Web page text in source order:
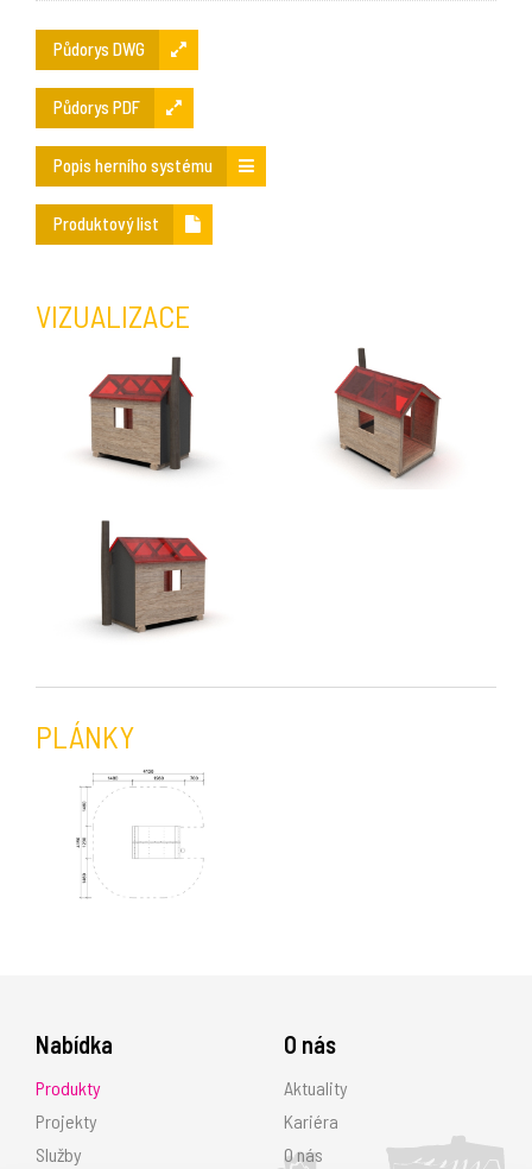
Půdorys DWG
Půdorys PDF
Popis herního systému
Produktový list
VIZUALIZACE
PLÁNKY
Nabídka
Produkty
Projekty
Služby
O nás
Aktuality
Kariéra
O nás